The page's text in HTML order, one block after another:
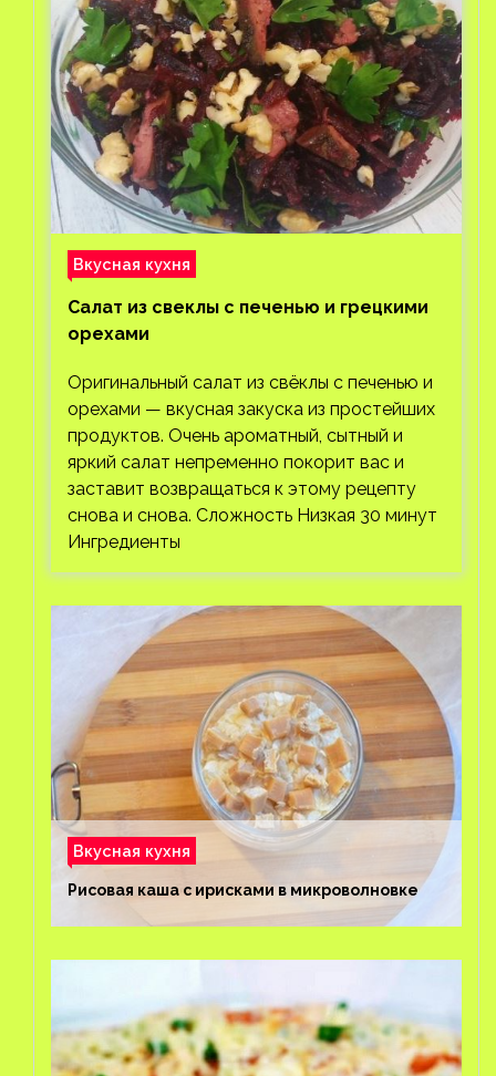
Вкусная кухня
Салат из свеклы с печенью и грецкими
орехами
Оригинальный салат из свёклы с печенью и
орехами — вкусная закуска из простейших
продуктов. Очень ароматный, сытный и
яркий салат непременно покорит вас и
заставит возвращаться к этому рецепту
снова и снова. Сложность Низкая 30 минут
Ингредиенты
Вкусная кухня
Рисовая каша с ирисками в микроволновке